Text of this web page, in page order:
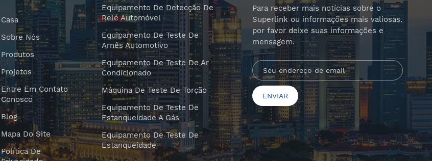
Para receber mais notícias sobre o
Superlink ou informações mais valiosas.
por favor deixe suas informações e
mensagem.
Casa
Sobre Nós
Produtos
Projetos
Entre Em Contato
Conosco
Blog
Mapa Do Site
Política De
Equipamento De Detecção De
Relé Automóvel
Equipamento De Teste De
Arnês Automotivo
Equipamento De Teste De Ar
Condicionado
Máquina De Teste De Torção
Equipamento De Teste De
Estanqueidade A Gás
Equipamento De Teste De
Estanqueidade